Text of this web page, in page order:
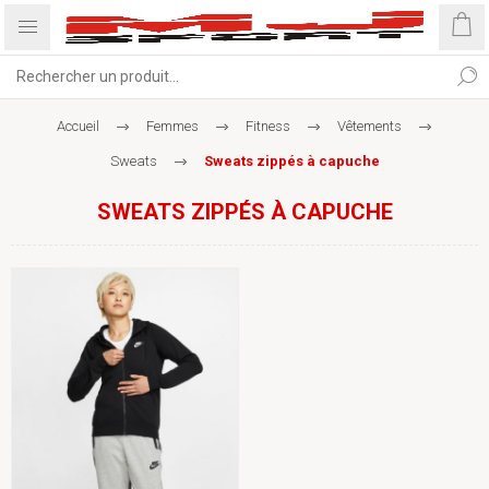
Accueil Femmes Fitness Vêtements
Sweats Sweats zippés à capuche
SWEATS ZIPPÉS À CAPUCHE